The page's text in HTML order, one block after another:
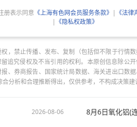
册表示同意 《上海有色网会员服务条款》 | 《法律
| 《隐私权政策》
，禁止传播、发布、复制（包括但不限于行情
追究侵权及不当引用的权利。本原创信息除公
、券商报告、国家统计局数据、海关进出口数
分析和合理推断得出，仅供参考，不构成决策建
2026-08-06 8月6日氧化铝(